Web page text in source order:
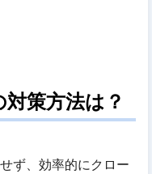
策方法は？
ず、効率的にクロー